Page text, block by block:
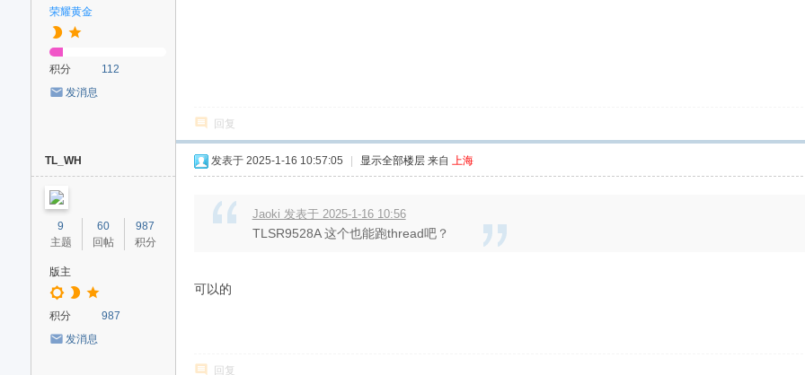
荣耀黄金
积分
112
发消息
回复
TL_WH
9
主题
60
回帖
987
积分
版主
积分
987
发消息
发表于 2025-1-16 10:57:05 显示全部楼层来自 上海
Jaoki 发表于 2025-1-16 10:56
TLSR9528A 这个也能跑thread吧？
可以的
回复